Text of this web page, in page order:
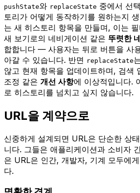
pushState와 replaceState 중에서 선
토리가 어떻게 동작하기를 원하는지
는 새 히스토리 항목을 만들며, 이는
새 보기로의 네비게이션 같은 뚜렷한
합합니다 — 사용자는 뒤로 버튼을 사
아갈 수 있습니다. 반면 replaceState
않고 현재 항목을 업데이트하며, 검색
조정 같은 개선 사항에 이상적입니다.
로 히스토리를 넘치고 싶지 않습니다.
URL을 계약으로
신중하게 설계되면 URL은 단순한 상
니다. 그들은 애플리케이션과 소비자
은 URL은 인간, 개발자, 기계 모두에
다.